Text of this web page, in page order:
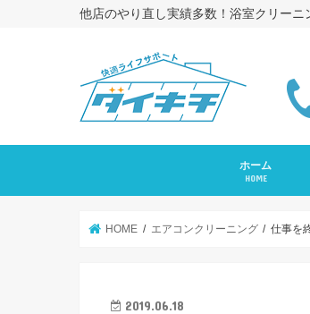
他店のやり直し実績多数！浴室クリーニ
ホーム
HOME
HOME エアコンクリーニング 仕事を
2019.06.18